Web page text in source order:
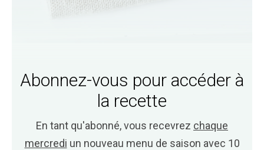
Abonnez-vous pour accéder à
la recette
En tant qu'abonné, vous recevrez chaque
mercredi un nouveau menu de saison avec 10